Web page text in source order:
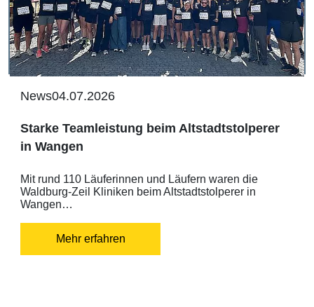
News04.07.2026
Starke Teamleistung beim Altstadtstolperer
in Wangen
Mit rund 110 Läuferinnen und Läufern waren die
Waldburg-Zeil Kliniken beim Altstadtstolperer in
Wangen…
Mehr erfahren